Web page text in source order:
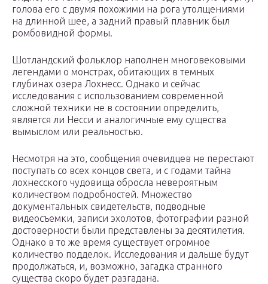
голова его с двумя похожими на рога утолщениями
на длинной шее, а задний правый плавник был
ромбовидной формы.
Шотландский фольклор наполнен многовековыми
легендами о монстрах, обитающих в темных
глубинах озера Лохнесс. Однако и сейчас
исследования с использованием современной
сложной техники не в состоянии определить,
является ли Несси и аналогичные ему существа
вымыслом или реальностью.
Несмотря на это, сообщения очевидцев не перестают
поступать со всех концов света, и с годами тайна
лохнесского чудовища обросла невероятным
количеством подробностей. Множество
документальных свидетельств, подводные
видеосъемки, записи эхолотов, фотографии разной
достоверности были представлены за десятилетия.
Однако в то же время существует огромное
количество подделок. Исследования и дальше будут
продолжаться, и, возможно, загадка странного
существа скоро будет разгадана.